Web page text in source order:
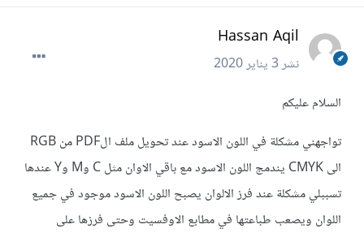
Hassan Aqil
نشر3 يناير 2020
السلام عليكم
تواجهني مشكلة في اللون الاسود عند تحويل ملف الPDF من RGB
الى CMYK يندمج اللون الاسود مع باقي الاوان مثل C وM وY عندها
تسببلي مشكلة عند فرز الالوان يصبح اللون الاسود موجود في جميع
اللوان ويصعب طباعتها في مطابع الاوفسيت وحتى فرزها على